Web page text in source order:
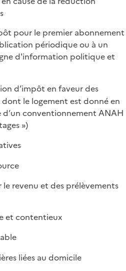
pour le premier abonnement
périodique ou à un
d'information politique et
d’impôt en faveur des
le logement est donné en
conventionnement ANAH
»)
revenu et des prélèvements
et contentieux
liées au domicile